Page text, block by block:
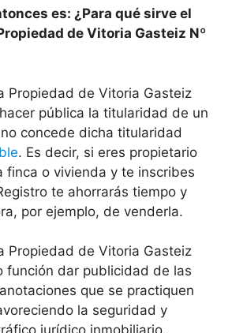
es: ¿Para qué sirve el
de Vitoria Gasteiz Nº
Propiedad de Vitoria Gasteiz
pública la titularidad de un
concede dicha titularidad
. Es decir, si eres propietario
finca o vivienda y te inscribes
te ahorrarás tiempo y
por ejemplo, de venderla.
Propiedad de Vitoria Gasteiz
función dar publicidad de las
que se practiquen
la seguridad y